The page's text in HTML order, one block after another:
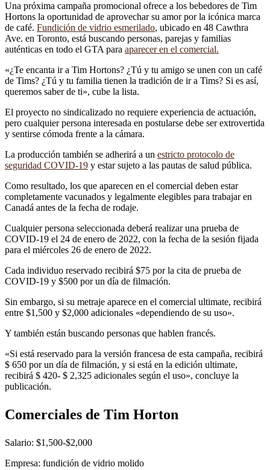
Una próxima campaña promocional ofrece a los bebedores de Tim
Hortons la oportunidad de aprovechar su amor por la icónica marca
de café. Fundición de vidrio esmerilado, ubicado en 48 Cawthra
Ave. en Toronto, está buscando personas, parejas y familias
auténticas en todo el GTA para aparecer en el comercial.
«¿Te encanta ir a Tim Hortons? ¿Tú y tu amigo se unen con un café
de Tims? ¿Tú y tu familia tienen la tradición de ir a Tims? Si es así,
queremos saber de ti», cube la lista.
El proyecto no sindicalizado no requiere experiencia de actuación,
pero cualquier persona interesada en postularse debe ser extrovertida
y sentirse cómoda frente a la cámara.
La producción también se adherirá a un estricto protocolo de
seguridad COVID-19 y estar sujeto a las pautas de salud pública.
Como resultado, los que aparecen en el comercial deben estar
completamente vacunados y legalmente elegibles para trabajar en
Canadá antes de la fecha de rodaje.
Cualquier persona seleccionada deberá realizar una prueba de
COVID-19 el 24 de enero de 2022, con la fecha de la sesión fijada
para el miércoles 26 de enero de 2022.
Cada individuo reservado recibirá $75 por la cita de prueba de
COVID-19 y $500 por un día de filmación.
Sin embargo, si su metraje aparece en el comercial ultimate, recibirá
entre $1,500 y $2,000 adicionales «dependiendo de su uso».
Y también están buscando personas que hablen francés.
«Si está reservado para la versión francesa de esta campaña, recibirá
$ 650 por un día de filmación, y si está en la edición ultimate,
recibirá $ 420- $ 2,325 adicionales según el uso», concluye la
publicación.
Comerciales de Tim Horton
Salario: $1,500-$2,000
Empresa: fundición de vidrio molido